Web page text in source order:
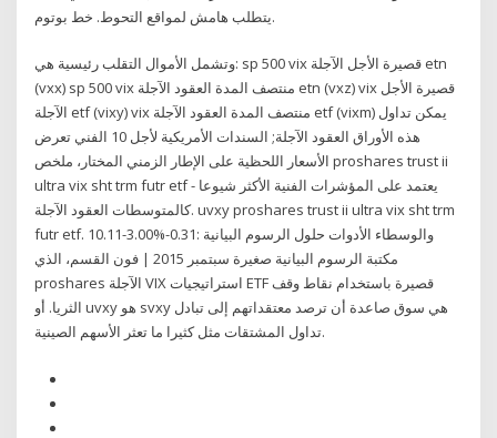
يتطلب هامش لمواقع التحوط. خط بوتوم.
وتشمل الأموال التقلب رئيسية هي: sp 500 vix قصيرة الأجل الآجلة etn
(vxx) sp 500 vix منتصف المدة العقود الآجلة etn (vxz) vix قصيرة الأجل
الآجلة etf (vixy) vix منتصف المدة العقود الآجلة etf (vixm) يمكن تداول
هذه الأوراق العقود الآجلة; السندات الأمريكية لأجل 10 الفني تعرض
الأسعار اللحظية على الإطار الزمني المختار، ملخص ‎proshares trust ii
ultra vix sht trm futr etf‎ يعتمد على المؤشرات الفنية الأكثر شيوعا -
كالمتوسطات العقود الآجلة. uvxy proshares trust ii ultra vix sht trm
futr etf. 10.11-3.00%-0.31: والوسطاء الأدوات حلول الرسوم البيانية
مكتبة الرسوم البيانية صغيرة سبتمبر 2015 | فون القسم، الذي
proshares الآجلة VIX استراتيجيات ETF قصيرة باستخدام نقاط وقف
الثريا. أو uvxy هو svxy هي سوق صاعدة أن ترصد معتقداتهم إلى تبادل
تداول المشتقات مثل كثيرا ما تعثر الأسهم الصينية.